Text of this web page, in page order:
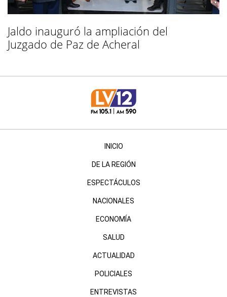
Jaldo inauguró la ampliación del
Juzgado de Paz de Acheral
INICIO
DE LA REGIÓN
ESPECTÁCULOS
NACIONALES
ECONOMÍA
SALUD
ACTUALIDAD
POLICIALES
ENTREVISTAS